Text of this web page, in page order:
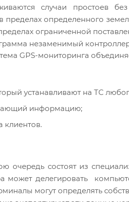
случаи простоев
пределах определенного
ограниченной
незаменимый
GPS-мониторинга
устанавливают на ТС
информацию;
клиентов.
очередь состоят из
может делегировать
могут определять